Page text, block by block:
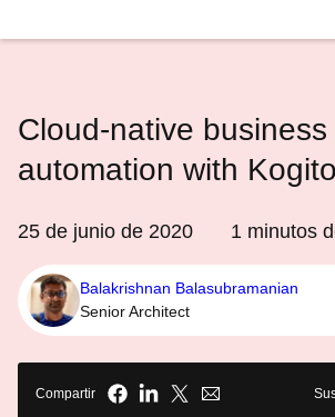
Cloud-native business
automation with Kogito
25 de junio de 2020 1 minutos
Balakrishnan Balasubramanian
Senior Architect
Compartir